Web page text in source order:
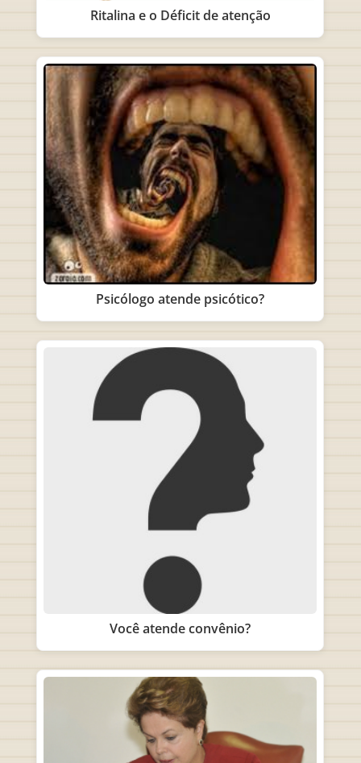
Ritalina e o Déficit de atenção
Psicólogo atende psicótico?
Você atende convênio?